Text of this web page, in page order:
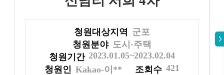
청원대상지역 군포
청원분야 도시·주택
청원기간 2023.01.05~2023.02.04
청원인 Kakao-이** 조회수 421